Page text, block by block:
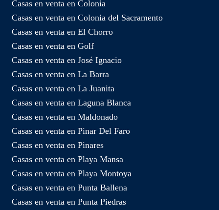
Casas en venta en Colonia
Casas en venta en Colonia del Sacramento
Casas en venta en El Chorro
Casas en venta en Golf
Casas en venta en José Ignacio
Casas en venta en La Barra
Casas en venta en La Juanita
Casas en venta en Laguna Blanca
Casas en venta en Maldonado
Casas en venta en Pinar Del Faro
Casas en venta en Pinares
Casas en venta en Playa Mansa
Casas en venta en Playa Montoya
Casas en venta en Punta Ballena
Casas en venta en Punta Piedras